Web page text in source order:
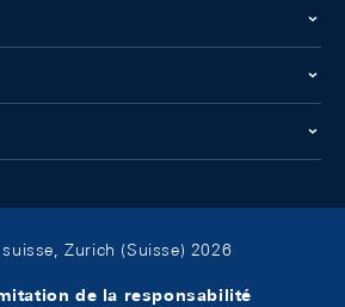
Zurich (Suisse) 2026
de la responsabilité